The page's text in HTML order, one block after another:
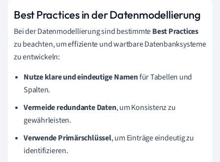
Best Practices in der Datenmodellierung
Bei der Datenmodellierung sind bestimmteBest Practices
zu beachten, um effiziente und wartbare Datenbanksysteme
zu entwickeln:
Nutze klare und eindeutige Namenfür Tabellen und
Spalten.
Vermeide redundante Daten, um Konsistenz zu
gewährleisten.
Verwende Primärschlüssel, um Einträge eindeutig zu
identifizieren.